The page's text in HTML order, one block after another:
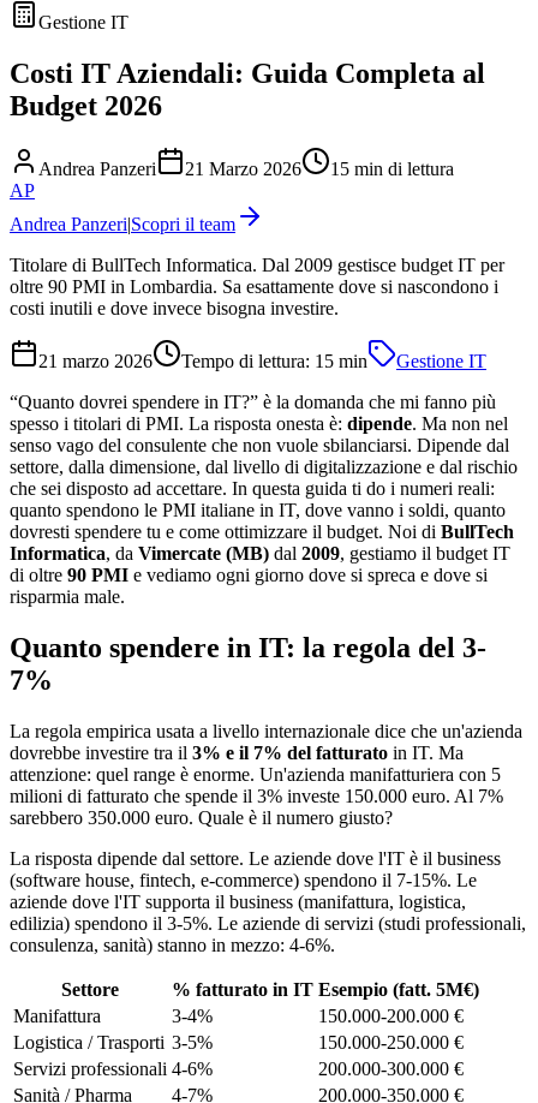
Gestione IT
Costi IT Aziendali: Guida Completa al
Budget 2026
Andrea Panzeri 21 Marzo 2026
15 min di lettura
AP
Andrea Panzeri|Scopri il team
Titolare di BullTech Informatica. Dal 2009 gestisce budget IT per
oltre 90 PMI in Lombardia. Sa esattamente dove si nascondono i
costi inutili e dove invece bisogna investire.
21 marzo 2026 Tempo di lettura: 15 min
Gestione IT
“Quanto dovrei spendere in IT?” è la domanda che mi fanno più
spesso i titolari di PMI. La risposta onesta è: dipende. Ma non nel
senso vago del consulente che non vuole sbilanciarsi. Dipende dal
settore, dalla dimensione, dal livello di digitalizzazione e dal rischio
che sei disposto ad accettare. In questa guida ti do i numeri reali:
quanto spendono le PMI italiane in IT, dove vanno i soldi, quanto
dovresti spendere tu e come ottimizzare il budget. Noi di BullTech
Informatica, da Vimercate (MB) dal 2009, gestiamo il budget IT
di oltre 90 PMI e vediamo ogni giorno dove si spreca e dove si
risparmia male.
Quanto spendere in IT: la regola del 3-
7%
La regola empirica usata a livello internazionale dice che un'azienda
dovrebbe investire tra il 3% e il 7% del fatturato in IT. Ma
attenzione: quel range è enorme. Un'azienda manifatturiera con 5
milioni di fatturato che spende il 3% investe 150.000 euro. Al 7%
sarebbero 350.000 euro. Quale è il numero giusto?
La risposta dipende dal settore. Le aziende dove l'IT è il business
(software house, fintech, e-commerce) spendono il 7-15%. Le
aziende dove l'IT supporta il business (manifattura, logistica,
edilizia) spendono il 3-5%. Le aziende di servizi (studi professionali,
consulenza, sanità) stanno in mezzo: 4-6%.
Settore % fatturato in IT Esempio (fatt. 5M€)
Manifattura
3-4%
150.000-200.000 €
Logistica / Trasporti 3-5%
150.000-250.000 €
Servizi professionali 4-6%
200.000-300.000 €
Sanità / Pharma
4-7%
200.000-350.000 €